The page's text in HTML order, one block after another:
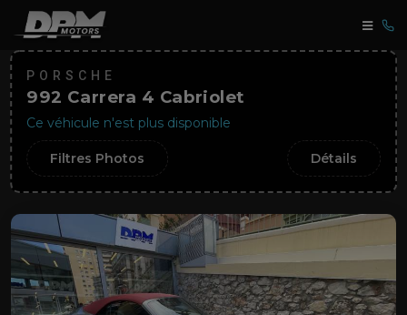
PORSCHE
992 Carrera 4 Cabriolet
Ce véhicule n'est plus disponible
Filtres Photos Détails